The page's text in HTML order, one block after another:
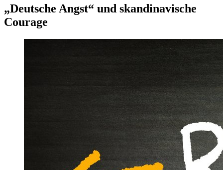
„Deutsche Angst“ und skandinavische
Courage